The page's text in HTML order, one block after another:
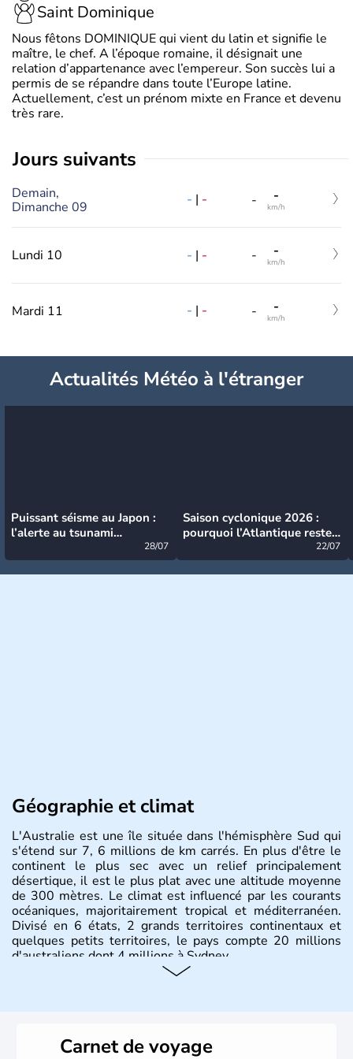
Saint Dominique
Nous fêtons DOMINIQUE qui vient du latin et signifie le
maître, le chef. A l’époque romaine, il désignait une
relation d’appartenance avec l’empereur. Son succès lui a
permis de se répandre dans toute l’Europe latine.
Actuellement, c’est un prénom mixte en France et devenu
très rare.
jours suivants
Demain,
Dimanche 09
- | - - -
km/h
Lundi 10 - | - - -
km/h
Mardi 11 - | - - -
km/h
Actualités Météo à l'étranger
Puissant séisme au Japon :
l’alerte au tsunami
28/07
Saison cyclonique 2026 :
pourquoi l’Atlantique reste
22/07
Géographie et climat
L'Australie est une île située dans l'hémisphère Sud qui
s'étend sur 7, 6 millions de km carrés. En plus d'être le
continent le plus sec avec un relief principalement
désertique, il est le plus plat avec une altitude moyenne
de 300 mètres. Le climat est influencé par les courants
océaniques, majoritairement tropical et méditerranéen.
Divisé en 6 états, 2 grands territoires continentaux et
quelques petits territoires, le pays compte 20 millions
d'australiens dont 4 millions à Sydney.
humaines. Il faut attendre 1522 pour qu'un explorateur
Carnet de voyage